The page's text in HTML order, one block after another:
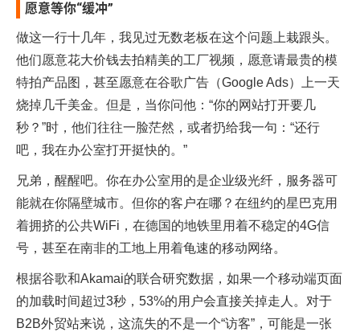
愿意等你“缓冲”
做这一行十几年，我见过无数老板在这个问题上栽跟头。
他们愿意花大价钱去拍精美的工厂视频，愿意请最贵的模
特拍产品图，甚至愿意在谷歌广告（Google Ads）上一天
烧掉几千美金。但是，当你问他：“你的网站打开要几
秒？”时，他们往往一脸茫然，或者扔给我一句：“还行
吧，我在办公室打开挺快的。”
兄弟，醒醒吧。你在办公室用的是企业级光纤，服务器可
能就在你隔壁城市。但你的客户在哪？在纽约的星巴克用
着拥挤的公共WiFi，在德国的地铁里用着不稳定的4G信
号，甚至在南非的工地上用着龟速的移动网络。
根据谷歌和Akamai的联合研究数据，如果一个移动端页面
的加载时间超过3秒，53%的用户会直接关掉走人。对于
B2B外贸站来说，这流失的不是一个“访客”，可能是一张